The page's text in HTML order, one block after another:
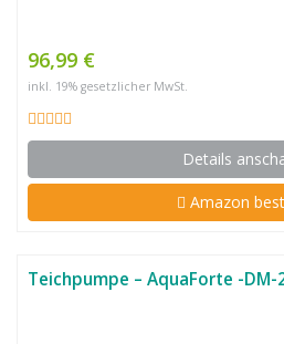
96,99 €
inkl. 19% gesetzlicher MwSt.
Details
Amazon
Teichpumpe – AquaForte -DM-